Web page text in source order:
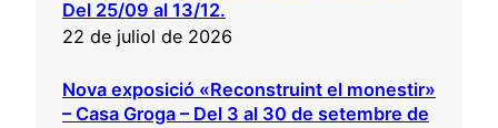
Del 25/09 al 13/12.
22 de juliol de 2026
Nova exposició «Reconstruint el monestir»
– Casa Groga – Del 3 al 30 de setembre de